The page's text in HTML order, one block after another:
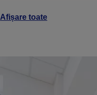
Afișare toate